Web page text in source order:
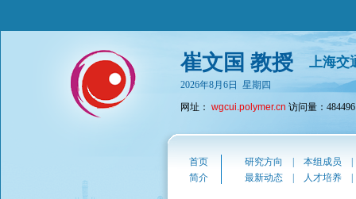
崔文国 教授 上海交
2026年8月6日 星期四
网址： wgcui.polymer.cn 访问量：484496
首页 研究方向 本组成员
简介
最新动态 人才培养